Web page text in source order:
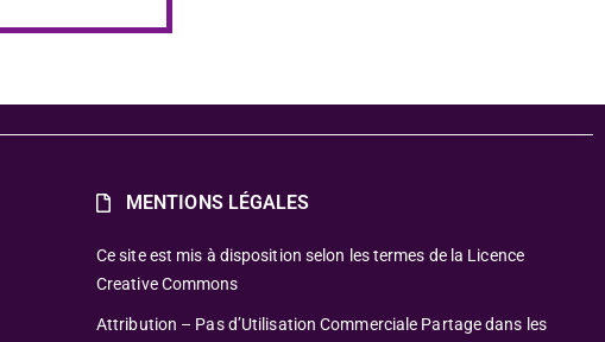
MENTIONS LÉGALES
Ce site est mis à disposition selon les termes de la Licence
Creative Commons
Attribution – Pas d’Utilisation Commerciale Partage dans les